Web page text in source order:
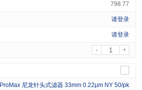
798.77
请登录
请登录
- +
ProMax 尼龙针头式滤器 33mm 0.22μm NY 50/pk